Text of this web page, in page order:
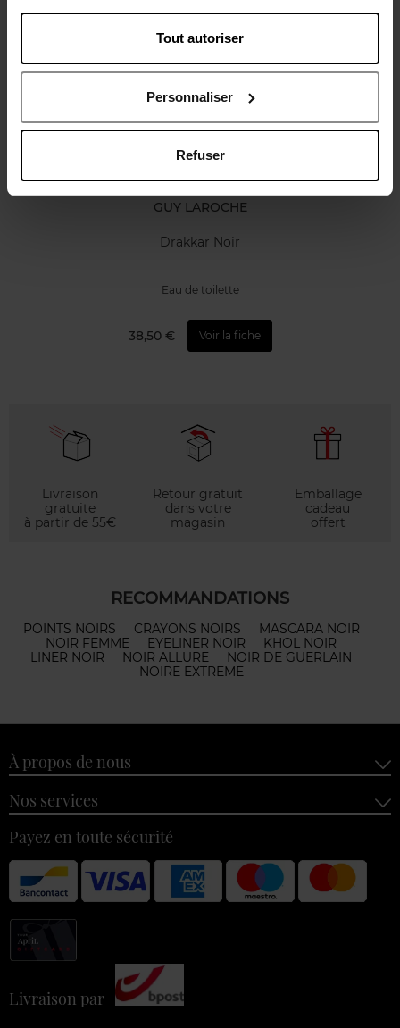
Tout autoriser
Personnaliser
Refuser
Vous aimerez peut-être
GUY LAROCHE
Drakkar Noir
Eau de toilette
38,50 € Voir la fiche
Livraison
gratuite
à partir de 55€
Retour gratuit
dans votre
magasin
Emballage
cadeau
offert
RECOMMANDATIONS
POINTS NOIRS CRAYONS NOIRS
MASCARA NOIR
NOIR FEMME
EYELINER NOIR
KHOL NOIR
LINER NOIR
NOIR ALLURE
NOIR DE GUERLAIN
NOIRE EXTREME
À propos de nous
Nos services
Payez en toute sécurité
Livraison par